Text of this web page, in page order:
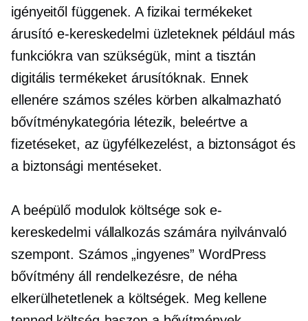
igényeitől függenek. A fizikai termékeket
árusító e-kereskedelmi üzleteknek például más
funkciókra van szükségük, mint a tisztán
digitális termékeket árusítóknak. Ennek
ellenére számos széles körben alkalmazható
bővítménykategória létezik, beleértve a
fizetéseket, az ügyfélkezelést, a biztonságot és
a biztonsági mentéseket.
A beépülő modulok költsége sok e-
kereskedelmi vállalkozás számára nyilvánvaló
szempont. Számos „ingyenes” WordPress
bővítmény áll rendelkezésre, de néha
elkerülhetetlenek a költségek. Meg kellene